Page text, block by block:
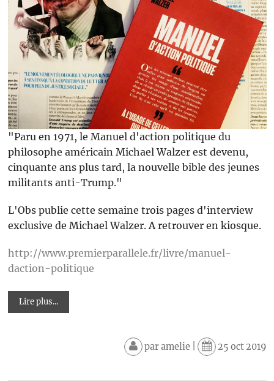
"Paru en 1971, le Manuel d'action politique du
philosophe américain Michael Walzer est devenu,
cinquante ans plus tard, la nouvelle bible des jeunes
militants anti-Trump."
L'Obs publie cette semaine trois pages d'interview
exclusive de Michael Walzer. A retrouver en kiosque.
http://www.premierparallele.fr/livre/manuel-
daction-politique
Lire plus...
paramelie| 25 oct 2019